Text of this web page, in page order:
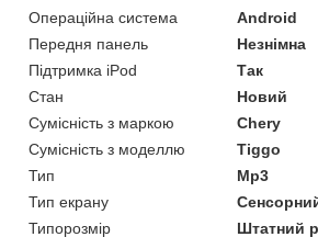
Операційна система
Android
Передня панель
Незнімна
Підтримка iPod
Так
Стан
Новий
Сумісність з маркою
Chery
Сумісність з моделлю
Tiggo
Тип
Mp3
Тип екрану
Типорозмір
Штатний